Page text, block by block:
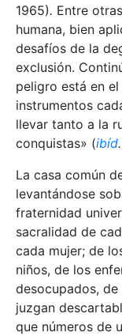
1965). Entre
humana, bien
desafíos de la
exclusión.
peligro está en
instrumentos
llevar tanto a la
conquistas» (ibíd.
La casa común
levantándose
fraternidad
sacralidad de
cada mujer; de
niños, de los
desocupados,
juzgan
que números de